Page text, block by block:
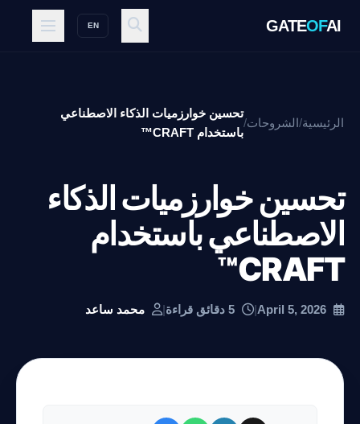
GATEOFAI
EN
الرئيسية/الشروحات/
تحسين خوارزميات الذكاء الاصطناعي
باستخدام CRAFT™
تحسين خوارزميات الذكاء
الاصطناعي باستخدام
CRAFT™
|
| محمد ساعد